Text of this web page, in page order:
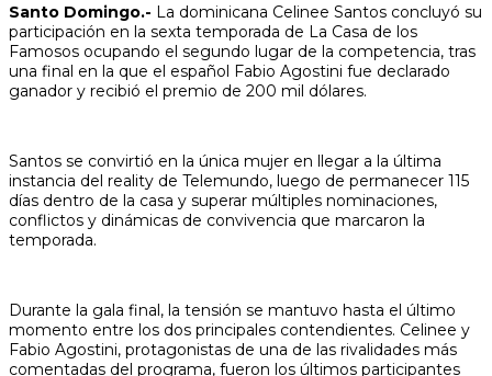
Santo Domingo.- La dominicana Celinee Santos concluyó su
participación en la sexta temporada de La Casa de los
Famosos ocupando el segundo lugar de la competencia, tras
una final en la que el español Fabio Agostini fue declarado
ganador y recibió el premio de 200 mil dólares.
Santos se convirtió en la única mujer en llegar a la última
instancia del reality de Telemundo, luego de permanecer 115
días dentro de la casa y superar múltiples nominaciones,
conflictos y dinámicas de convivencia que marcaron la
temporada.
Durante la gala final, la tensión se mantuvo hasta el último
momento entre los dos principales contendientes. Celinee y
Fabio Agostini, protagonistas de una de las rivalidades más
comentadas del programa, fueron los últimos participantes